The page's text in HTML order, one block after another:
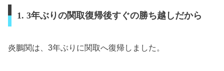
1. 3年ぶりの関取復帰後すぐの勝ち越しだから
炎鵬関は、3年ぶりに関取へ復帰しました。